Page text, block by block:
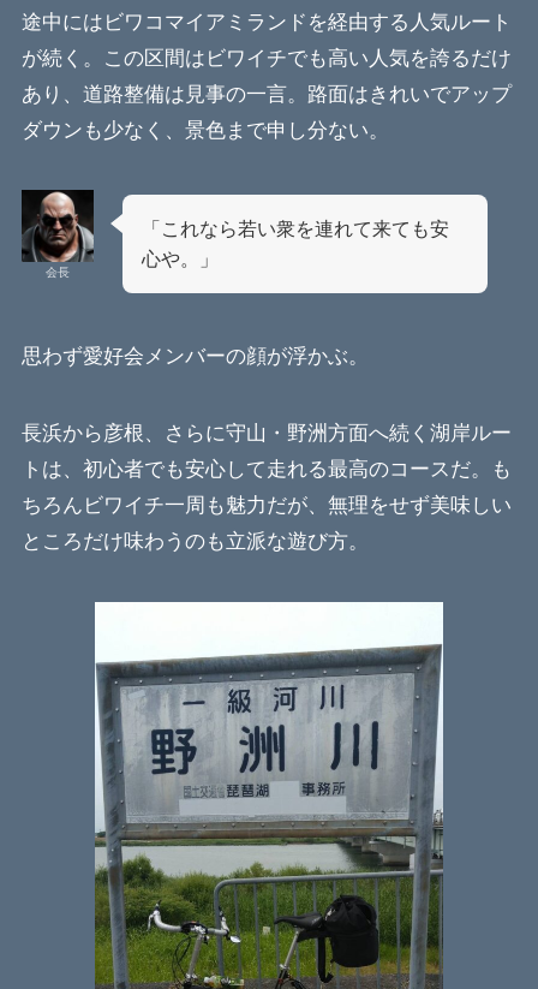
途中にはビワコマイアミランドを経由する人気ルート
が続く。この区間はビワイチでも高い人気を誇るだけ
あり、道路整備は見事の一言。路面はきれいでアップ
ダウンも少なく、景色まで申し分ない。
会長
「これなら若い衆を連れて来ても安
心や。」
思わず愛好会メンバーの顔が浮かぶ。
長浜から彦根、さらに守山・野洲方面へ続く湖岸ルー
トは、初心者でも安心して走れる最高のコースだ。も
ちろんビワイチ一周も魅力だが、無理をせず美味しい
ところだけ味わうのも立派な遊び方。